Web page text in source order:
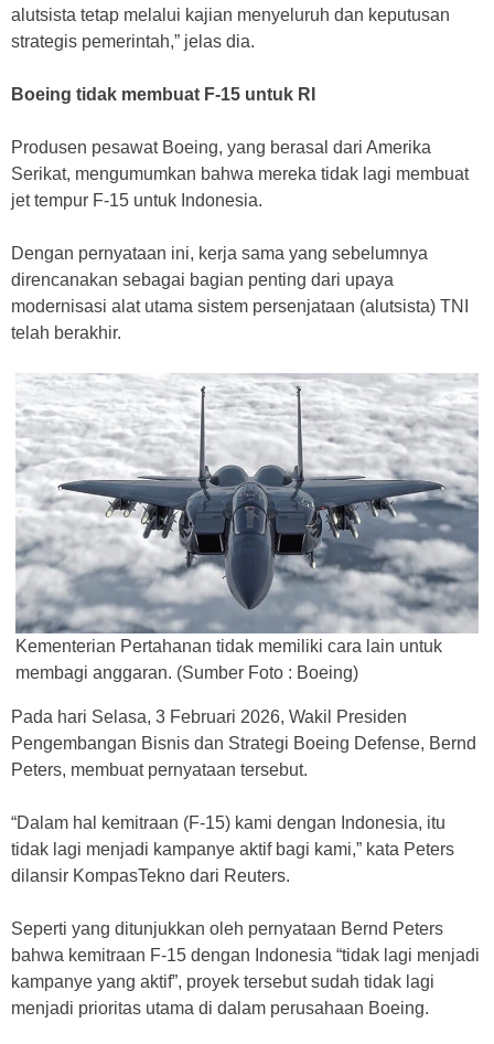
alutsista tetap melalui kajian menyeluruh dan keputusan
strategis pemerintah,” jelas dia.
Boeing tidak membuat F-15 untuk RI
Produsen pesawat Boeing, yang berasal dari Amerika
Serikat, mengumumkan bahwa mereka tidak lagi membuat
jet tempur F-15 untuk Indonesia.
Dengan pernyataan ini, kerja sama yang sebelumnya
direncanakan sebagai bagian penting dari upaya
modernisasi alat utama sistem persenjataan (alutsista) TNI
telah berakhir.
Kementerian Pertahanan tidak memiliki cara lain untuk
membagi anggaran. (Sumber Foto : Boeing)
Pada hari Selasa, 3 Februari 2026, Wakil Presiden
Pengembangan Bisnis dan Strategi Boeing Defense, Bernd
Peters, membuat pernyataan tersebut.
“Dalam hal kemitraan (F-15) kami dengan Indonesia, itu
tidak lagi menjadi kampanye aktif bagi kami,” kata Peters
dilansir KompasTekno dari Reuters.
Seperti yang ditunjukkan oleh pernyataan Bernd Peters
bahwa kemitraan F-15 dengan Indonesia “tidak lagi menjadi
kampanye yang aktif”, proyek tersebut sudah tidak lagi
menjadi prioritas utama di dalam perusahaan Boeing.